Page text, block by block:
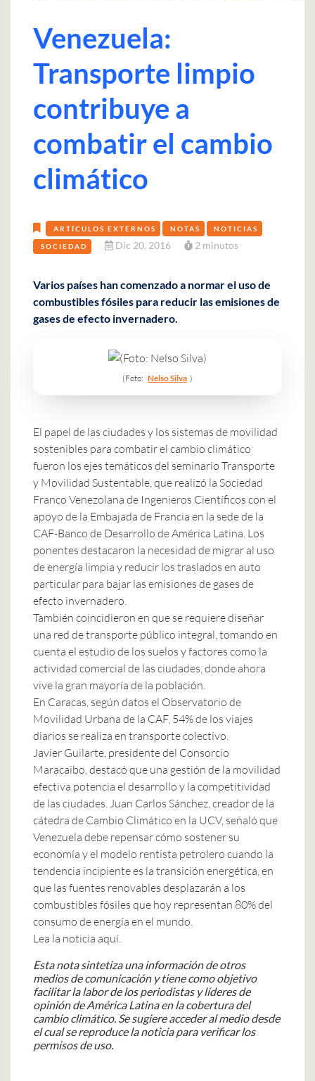
Venezuela:
Transporte limpio
contribuye a
combatir el cambio
climático
ARTÍCULOS EXTERNOS NOTAS NOTICIAS
SOCIEDAD Dic 20, 2016 2 minutos
Varios países han comenzado a normar el uso de
combustibles fósiles para reducir las emisiones de
gases de efecto invernadero.
(Foto: Nelso Silva )
El papel de las ciudades y los sistemas de movilidad
sostenibles para combatir el cambio climático
fueron los ejes temáticos del seminario Transporte
y Movilidad Sustentable, que realizó la Sociedad
Franco Venezolana de Ingenieros Científicos con el
apoyo de la Embajada de Francia en la sede de la
CAF-Banco de Desarrollo de América Latina. Los
ponentes destacaron la necesidad de migrar al uso
de energía limpia y reducir los traslados en auto
particular para bajar las emisiones de gases de
efecto invernadero.
También coincidieron en que se requiere diseñar
una red de transporte público integral, tomando en
cuenta el estudio de los suelos y factores como la
actividad comercial de las ciudades, donde ahora
vive la gran mayoría de la población.
En Caracas, según datos el Observatorio de
Movilidad Urbana de la CAF, 54% de los viajes
diarios se realiza en transporte colectivo.
Javier Guilarte, presidente del Consorcio
Maracaibo, destacó que una gestión de la movilidad
efectiva potencia el desarrollo y la competitividad
de las ciudades. Juan Carlos Sánchez, creador de la
cátedra de Cambio Climático en la UCV, señaló que
Venezuela debe repensar cómo sostener su
economía y el modelo rentista petrolero cuando la
tendencia incipiente es la transición energética, en
que las fuentes renovables desplazarán a los
combustibles fósiles que hoy representan 80% del
consumo de energía en el mundo.
Lea la noticia aquí.
Esta nota sintetiza una información de otros
medios de comunicación y tiene como objetivo
facilitar la labor de los periodistas y líderes de
opinión de América Latina en la cobertura del
cambio climático. Se sugiere acceder al medio desde
el cual se reproduce la noticia para verificar los
permisos de uso.